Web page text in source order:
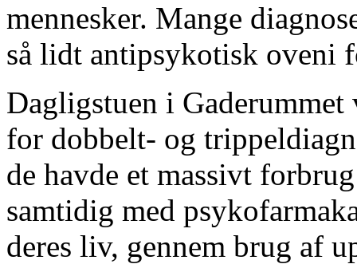
mennesker. Mange
så lidt antipsykotisk oveni
Dagligstuen i
for dobbelt- og
de havde et massivt
samtidig med
deres liv, gennem brug af